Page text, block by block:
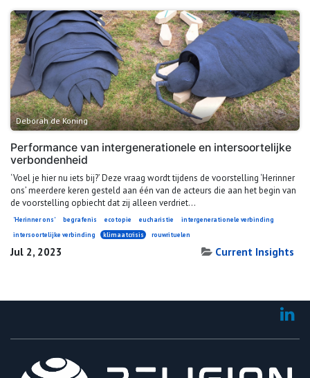
Deborah de Koning
Performance van intergenerationele en intersoortelijke
verbondenheid
‘Voel je hier nu iets bij?’ Deze vraag wordt tijdens de voorstelling ‘Herinner
ons’ meerdere keren gesteld aan één van de acteurs die aan het begin van
de voorstelling opbiecht dat zij alleen verdriet...
'Herinner ons' begrafenis ecotopie eucharistie
intergenerationele verbinding
intersoortelijke verbinding
klimaatcrisis rouwrituelen
Jul 2, 2023 Current Insights